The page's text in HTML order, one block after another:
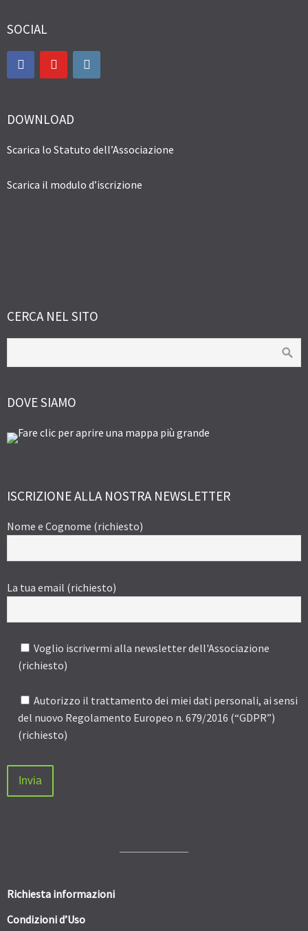
SOCIAL
DOWNLOAD
Scarica lo Statuto dell’Associazione
Scarica il modulo d’iscrizione
CERCA NEL SITO
DOVE SIAMO
ISCRIZIONE ALLA NOSTRA NEWSLETTER
Nome e Cognome (richiesto)
La tua email (richiesto)
Voglio iscrivermi alla newsletter dell'Associazione
(richiesto)
Autorizzo il trattamento dei miei dati personali, ai sensi
del nuovo Regolamento Europeo n. 679/2016 (“GDPR”)
(richiesto)
Richiesta informazioni
Condizioni d’Uso